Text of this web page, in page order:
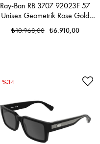
Ray-Ban RB 3707 92023F 57
Unisex Geometrik Rose Gold
Metal Güneş Gözlüğü
₺6.910,00
₺10.968,00
%34